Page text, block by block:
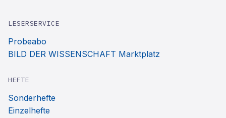
LESERSERVICE
Probeabo
BILD DER WISSENSCHAFT Marktplatz
HEFTE
Sonderhefte
Einzelhefte